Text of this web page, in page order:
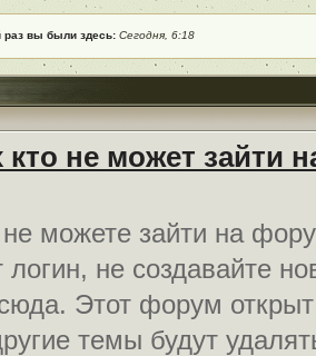
раз вы были здесь: Сегодня, 6:18
кто не может зайти
можете зайти на
логин, не создавайте
Этот форум открыт
темы будут